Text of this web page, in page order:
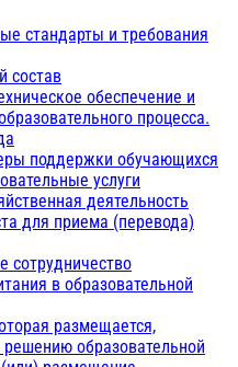
стандарты и требования
состав
обеспечение и
процесса.
поддержки обучающихся
услуги
деятельность
для приема (перевода)
сотрудничество
в образовательной
размещается,
решению образовательной